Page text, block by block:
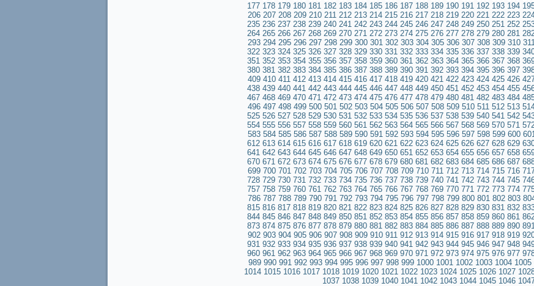
177 178 179 180 181 182 183 184 185 186 187 188 189 190 191 192 193 194
206 207 208 209 210 211 212 213 214 215 216 217 218 219 220 221 222 223
235 236 237 238 239 240 241 242 243 244 245 246 247 248 249 250 251 252
264 265 266 267 268 269 270 271 272 273 274 275 276 277 278 279 280 281
293 294 295 296 297 298 299 300 301 302 303 304 305 306 307 308 309 310
322 323 324 325 326 327 328 329 330 331 332 333 334 335 336 337 338 339
351 352 353 354 355 356 357 358 359 360 361 362 363 364 365 366 367 368
380 381 382 383 384 385 386 387 388 389 390 391 392 393 394 395 396 397
409 410 411 412 413 414 415 416 417 418 419 420 421 422 423 424 425 426
438 439 440 441 442 443 444 445 446 447 448 449 450 451 452 453 454 455
467 468 469 470 471 472 473 474 475 476 477 478 479 480 481 482 483 484
496 497 498 499 500 501 502 503 504 505 506 507 508 509 510 511 512 513
525 526 527 528 529 530 531 532 533 534 535 536 537 538 539 540 541 542
554 555 556 557 558 559 560 561 562 563 564 565 566 567 568 569 570 571
583 584 585 586 587 588 589 590 591 592 593 594 595 596 597 598 599 600
612 613 614 615 616 617 618 619 620 621 622 623 624 625 626 627 628 629
641 642 643 644 645 646 647 648 649 650 651 652 653 654 655 656 657 658
670 671 672 673 674 675 676 677 678 679 680 681 682 683 684 685 686 687
699 700 701 702 703 704 705 706 707 708 709 710 711 712 713 714 715 716
728 729 730 731 732 733 734 735 736 737 738 739 740 741 742 743 744 745
757 758 759 760 761 762 763 764 765 766 767 768 769 770 771 772 773 774
786 787 788 789 790 791 792 793 794 795 796 797 798 799 800 801 802 803
815 816 817 818 819 820 821 822 823 824 825 826 827 828 829 830 831 832
844 845 846 847 848 849 850 851 852 853 854 855 856 857 858 859 860 861
873 874 875 876 877 878 879 880 881 882 883 884 885 886 887 888 889 890
902 903 904 905 906 907 908 909 910 911 912 913 914 915 916 917 918 919
931 932 933 934 935 936 937 938 939 940 941 942 943 944 945 946 947 948
960 961 962 963 964 965 966 967 968 969 970 971 972 973 974 975 976 977
989 990 991 992 993 994 995 996 997 998 999 1000 1001 1002 1003 1004 1005
1014 1015 1016 1017 1018 1019 1020 1021 1022 1023 1024 1025 1026 1027
1037 1038 1039 1040 1041 1042 1043 1044 1045 1046